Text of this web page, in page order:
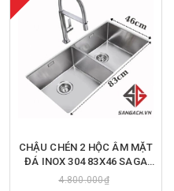
CHẬU CHÉN 2 HỘC ÂM MẶT
ĐÁ INOX 304 83X46 SAGA
CR46
4.800.000₫